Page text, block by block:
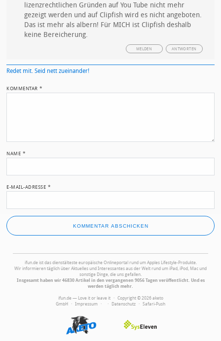
lizenzrechtlichen Gründen auf You Tube nicht mehr
gezeigt werden und auf Clipfish wird es nicht angeboten.
Das ist mehr als albern! Für MICH ist Clipfish deshalb
keine Bereicherung.
ANTWORTEN
MELDEN
Redet mit. Seid nett zueinander!
KOMMENTAR*
NAME *
E-MAIL-ADRESSE *
ifun.de ist das dienstälteste europäische Onlineportal rund um Apples Lifestyle-Produkte.
Wir informieren täglich über Aktuelles und Interessantes aus der Welt rund um iPad, iPod, Mac und
sonstige Dinge, die uns gefallen.
Insgesamt haben wir 46830 Artikel in den vergangenen 9056 Tagen veröffentlicht. Und es
werden täglich mehr.
ifun.de — Love it or leave it · Copyright © 2026 aketo
GmbH · Impressum · · Datenschutz · Safari-Push